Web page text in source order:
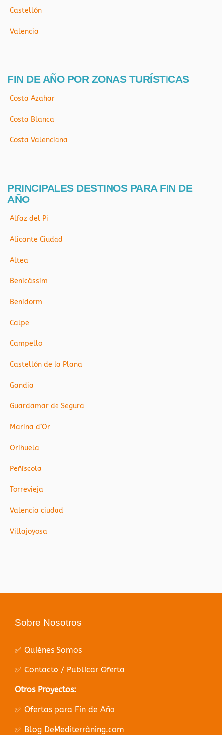
Castellón
Valencia
FIN DE AÑO POR ZONAS TURÍSTICAS
Costa Azahar
Costa Blanca
Costa Valenciana
PRINCIPALES DESTINOS PARA FIN DE
AÑO
Alfaz del Pi
Alicante Ciudad
Altea
Benicàssim
Benidorm
Calpe
Campello
Castellón de la Plana
Gandia
Guardamar de Segura
Marina d’Or
Orihuela
Peñíscola
Torrevieja
Valencia ciudad
Villajoyosa
Sobre Nosotros
✅ Quiénes Somos
✅ Contacto / Publicar Oferta
Otros Proyectos:
✅ Ofertas para Fin de Año
✅ Blog DeMediterràning.com